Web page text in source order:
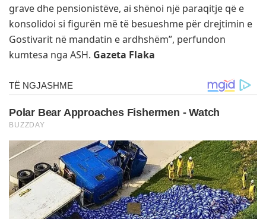
grave dhe pensionistëve, ai shënoi një paraqitje që e
konsolidoi si figurën më të besueshme për drejtimin e
Gostivarit në mandatin e ardhshëm”, perfundon
kumtesa nga ASH. Gazeta Flaka